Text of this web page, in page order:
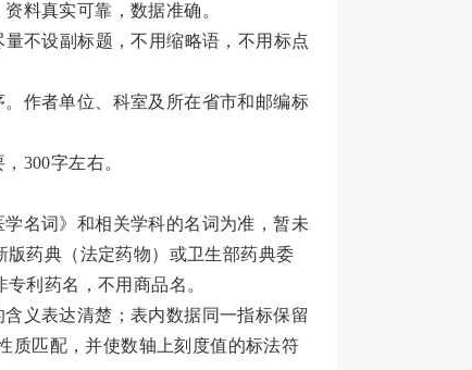
料真实可靠，数据准确。
不设副标题，不用缩略语，不用标点
作者单位、科室及所在省市和邮编标
300字左右。
名词》和相关学科的名词为准，暂未
药典（法定药物）或卫生部药典委
利药名，不用商品名。
义表达清楚；表内数据同一指标保留
质匹配，并使数轴上刻度值的标法符